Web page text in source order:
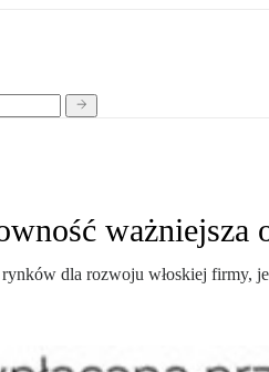
ważniejsza
dla rozwoju włoskiej firmy,